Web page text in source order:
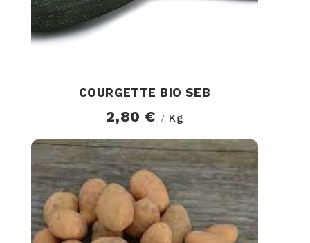
COURGETTE BIO SEB
2,80 € / Kg